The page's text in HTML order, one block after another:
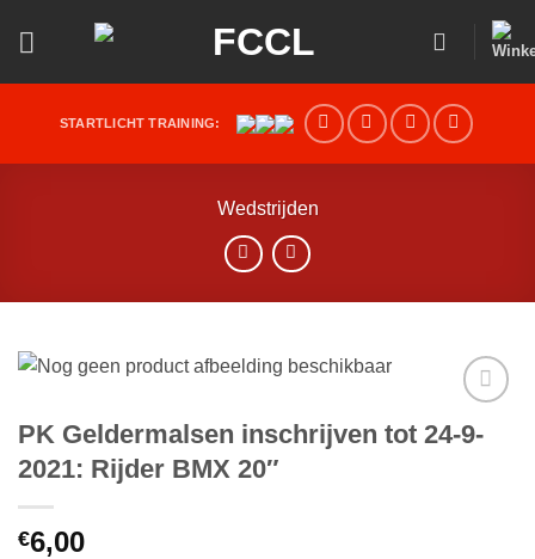
STARTLICHT TRAINING:
Wedstrijden
Toevoegen
aan
PK Geldermalsen inschrijven tot 24-9-
2021: Rijder BMX 20″
€6,00